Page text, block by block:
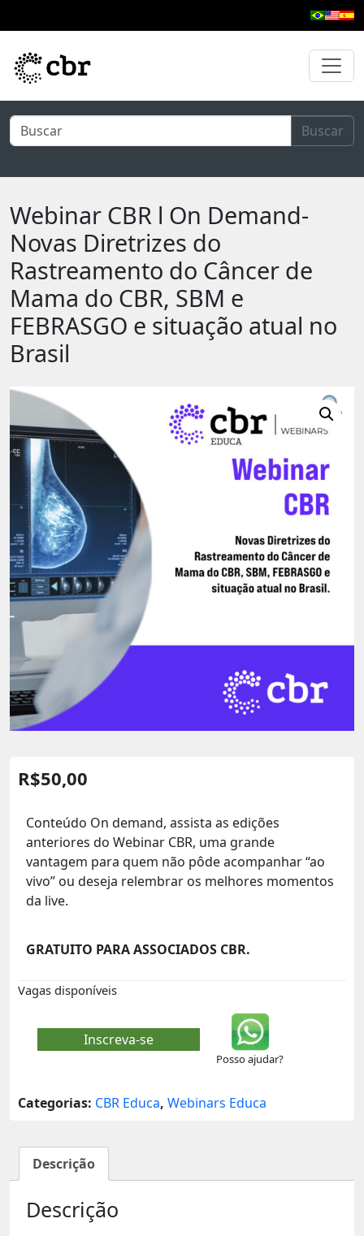
Buscar
Webinar CBR l On Demand-
Novas Diretrizes do
Rastreamento do Câncer de
Mama do CBR, SBM e
FEBRASGO e situação atual no
Brasil
R$50,00
Conteúdo On demand, assista as edições
anteriores do Webinar CBR, uma grande
vantagem para quem não pôde acompanhar “ao
vivo” ou deseja relembrar os melhores momentos
da live.
GRATUITO PARA ASSOCIADOS CBR.
Vagas disponíveis
Inscreva-se
Posso ajudar?
Categorias: CBR Educa, Webinars Educa
Descrição
Descrição